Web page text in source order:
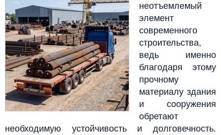
неотъемлемый
элемент
современного
строительства,
ведь именно
благодаря этому
прочному
материалу здания
и сооружения
обретают
необходимую устойчивость и долговечность.